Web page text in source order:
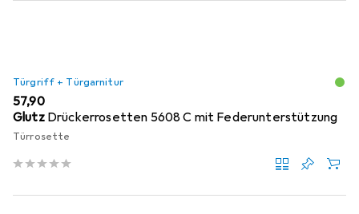
Türgriff + Türgarnitur
EUR
57,90
Glutz Drückerrosetten 5608 C mit Federunterstützung
Türrosette